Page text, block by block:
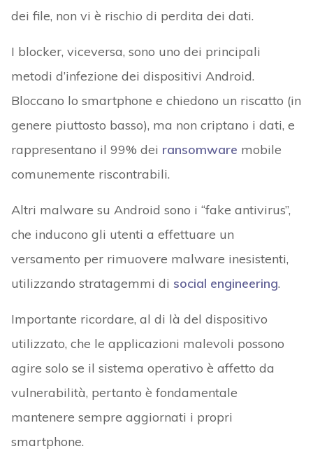
dei file, non vi è rischio di perdita dei dati.
I blocker, viceversa, sono uno dei principali
metodi d’infezione dei dispositivi Android.
Bloccano lo smartphone e chiedono un riscatto (in
genere piuttosto basso), ma non criptano i dati, e
rappresentano il 99% dei ransomware mobile
comunemente riscontrabili.
Altri malware su Android sono i “fake antivirus”,
che inducono gli utenti a effettuare un
versamento per rimuovere malware inesistenti,
utilizzando stratagemmi di social engineering.
Importante ricordare, al di là del dispositivo
utilizzato, che le applicazioni malevoli possono
agire solo se il sistema operativo è affetto da
vulnerabilità, pertanto è fondamentale
mantenere sempre aggiornati i propri
smartphone.